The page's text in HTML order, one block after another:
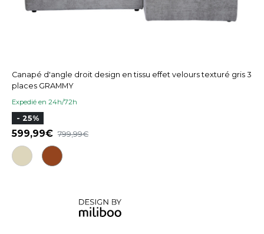
Canapé d'angle droit design en tissu effet velours texturé gris 3
places GRAMMY
Expedié en 24h/72h
- 25%
599,99 799,99